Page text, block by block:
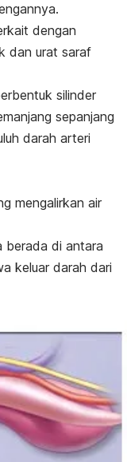
dengan
dan urat saraf
silinder
sepanjang
darah arteri
mengalirkan air
berada di antara
keluar darah dari